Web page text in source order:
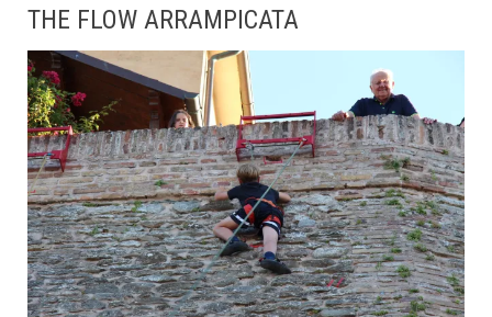
THE FLOW ARRAMPICATA